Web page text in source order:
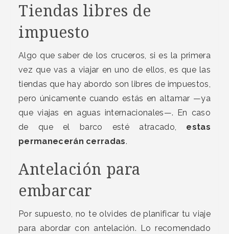
Tiendas libres de
impuesto
Algo que saber de los cruceros, si es la primera
vez que vas a viajar en uno de ellos, es que las
tiendas que hay abordo son libres de impuestos,
pero únicamente cuando estás en altamar —ya
que viajas en aguas internacionales—. En caso
de que el barco esté atracado, estas
permanecerán cerradas.
Antelación para
embarcar
Por supuesto, no te olvides de planificar tu viaje
para abordar con antelación. Lo recomendado